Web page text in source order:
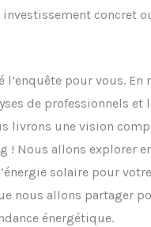
concret
l’enquête pour vous. En
de professionnels et
livrons une vision
! Nous allons explorer
solaire pour
nous allons partager
énergétique.